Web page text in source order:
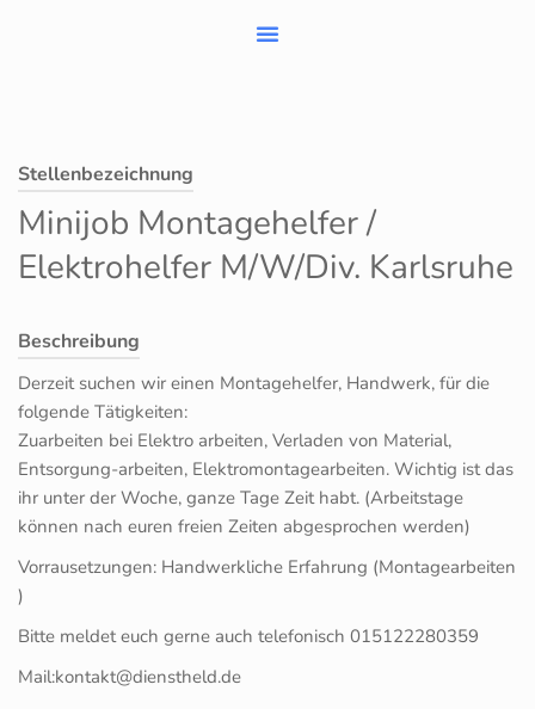
Stellenbezeichnung
Minijob Montagehelfer /
Elektrohelfer M/W/Div. Karlsruhe
Beschreibung
Derzeit suchen wir einen Montagehelfer, Handwerk, für die
folgende Tätigkeiten:
Zuarbeiten bei Elektro arbeiten, Verladen von Material,
Entsorgung-arbeiten, Elektromontagearbeiten. Wichtig ist das
ihr unter der Woche, ganze Tage Zeit habt. (Arbeitstage
können nach euren freien Zeiten abgesprochen werden)
Vorrausetzungen: Handwerkliche Erfahrung (Montagearbeiten
)
Bitte meldet euch gerne auch telefonisch 015122280359
Mail:kontakt@dienstheld.de